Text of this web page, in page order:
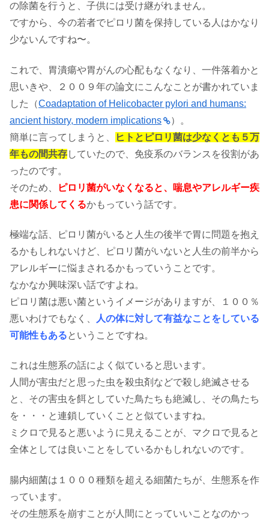
の除菌を行うと、子供には受け継がれません。
ですから、今の若者でピロリ菌を保持している人はかなり
少ないんですね〜。
これで、胃潰瘍や胃がんの心配もなくなり、一件落着かと
思いきや、２００９年の論文にこんなことが書かれていま
した（Coadaptation of Helicobacter pylori and humans:
ancient history, modern implications
）。
簡単に言ってしまうと、
ヒトとピロリ菌は少なくとも５万
年もの間共存していたので、免疫系のバランスを役割があ
ったのです。
そのため、
ピロリ菌がいなくなると、喘息やアレルギー疾
患に関係してくるかもっていう話です。
極端な話、ピロリ菌がいると人生の後半で胃に問題を抱え
るかもしれないけど、ピロリ菌がいないと人生の前半から
アレルギーに悩まされるかもっていうことです。
なかなか興味深い話ですよね。
ピロリ菌は悪い菌というイメージがありますが、１００％
悪いわけでもなく、
人の体に対して有益なことをしている
可能性もあるということですね。
これは生態系の話によく似ていると思います。
人間が害虫だと思った虫を殺虫剤などで殺し絶滅させる
と、その害虫を餌としていた鳥たちも絶滅し、その鳥たち
を・・・と連鎖していくことと似ていますね。
ミクロで見ると悪いように見えることが、マクロで見ると
全体としては良いことをしているかもしれないのです。
腸内細菌は１０００種類を超える細菌たちが、生態系を作
っています。
その生態系を崩すことが人間にとっていいことなのかっ